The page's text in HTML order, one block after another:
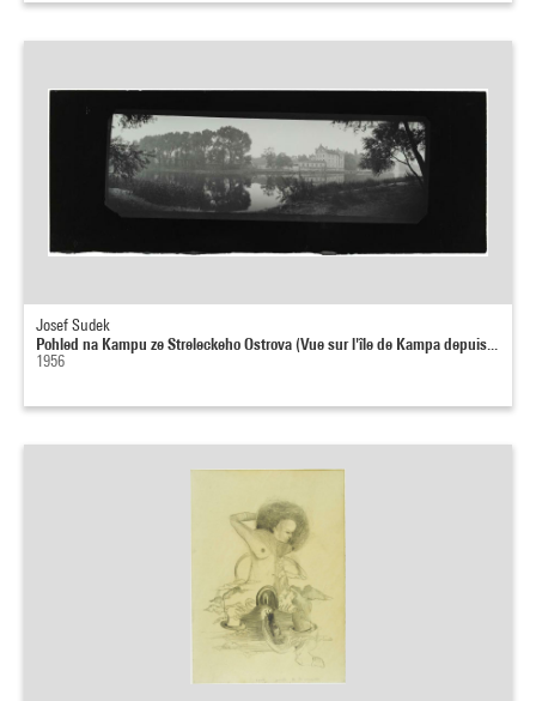
Josef Sudek
Pohled na Kampu ze Streleckeho Ostrova (Vue sur l'île de Kampa depuis...
1956